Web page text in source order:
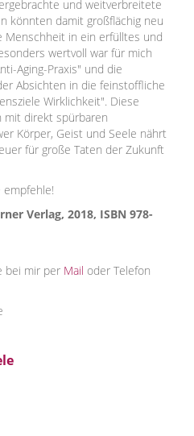
und weitverbreitete
könnten damit großflächig neu
in ein erfülltes und
wertvoll war für mich
Aging-Praxis" und die
Absichten in die feinstoffliche
Wirklichkeit". Diese
mit direkt spürbaren
Körper, Geist und Seele nährt
für große Taten der Zukunft
empfehle!
Verlag, 2018, ISBN 978-
bei mir per Mail oder Telefon